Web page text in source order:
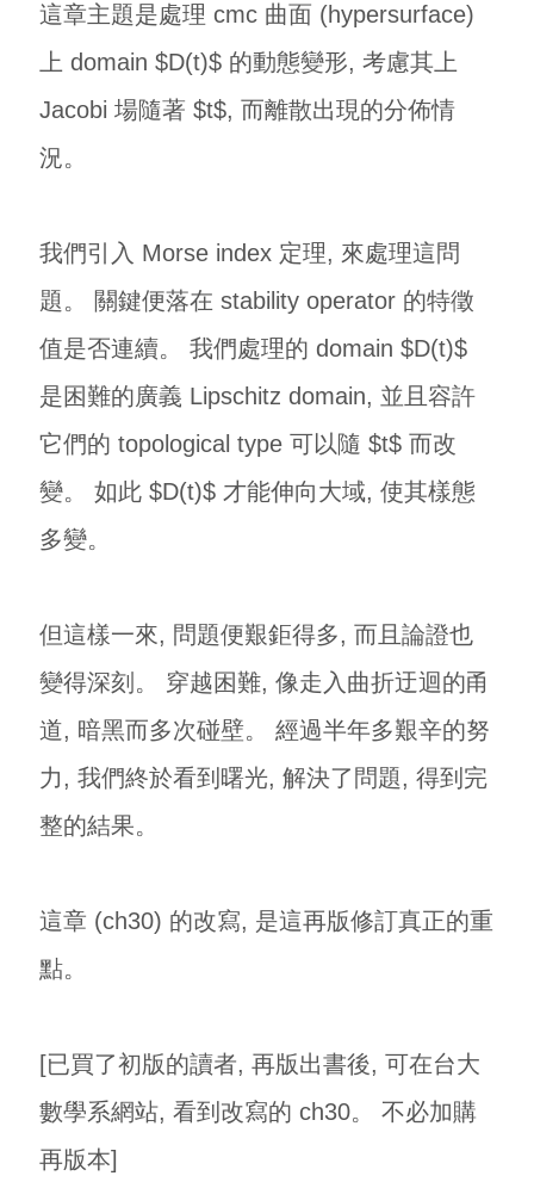
這章主題是處理 cmc 曲面 (hypersurface)
上 domain $D(t)$ 的動態變形, 考慮其上
Jacobi 場隨著 $t$, 而離散出現的分佈情
況。
我們引入 Morse index 定理, 來處理這問
題。 關鍵便落在 stability operator 的特徵
值是否連續。 我們處理的 domain $D(t)$
是困難的廣義 Lipschitz domain, 並且容許
它們的 topological type 可以隨 $t$ 而改
變。 如此 $D(t)$ 才能伸向大域, 使其樣態
多變。
但這樣一來, 問題便艱鉅得多, 而且論證也
變得深刻。 穿越困難, 像走入曲折迂迴的甬
道, 暗黑而多次碰壁。 經過半年多艱辛的努
力, 我們終於看到曙光, 解決了問題, 得到完
整的結果。
這章 (ch30) 的改寫, 是這再版修訂真正的重
點。
[已買了初版的讀者, 再版出書後, 可在台大
數學系網站, 看到改寫的 ch30。 不必加購
再版本]